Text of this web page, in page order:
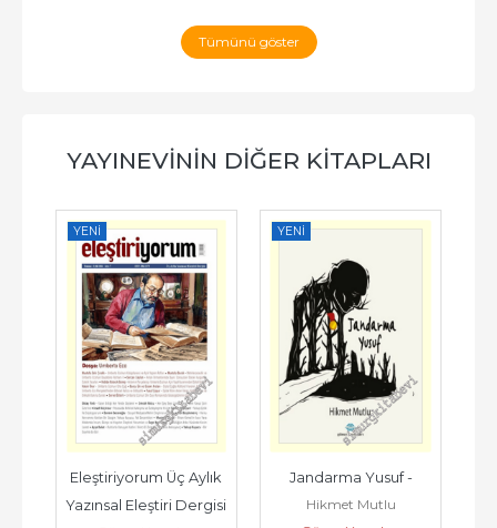
Tümünü göster
YAYINEVININ DIĞER KITAPLARI
YENI
Eleştiriyorum Üç Aylık
Yazınsal Eleştiri Dergisi
YENI
Jandarma Yusuf -
Hikmet Mutlu